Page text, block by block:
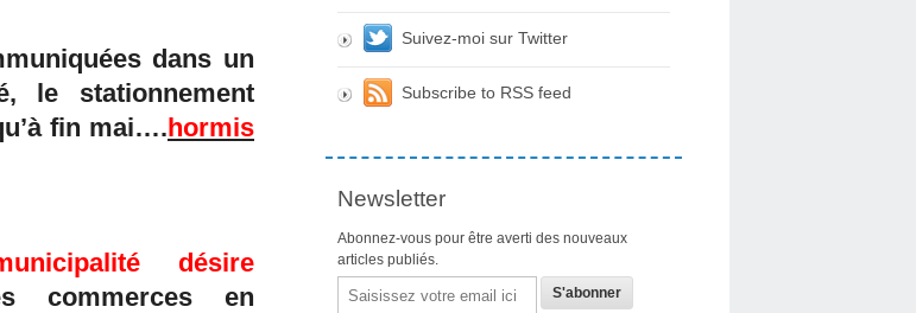
dans un
le stationnement
fin mai….hormis
désire
commerces en
Suivez-moi sur Twitter
Subscribe to RSS feed
Newsletter
Abonnez-vous pour être averti des nouveaux
articles publiés.
Email